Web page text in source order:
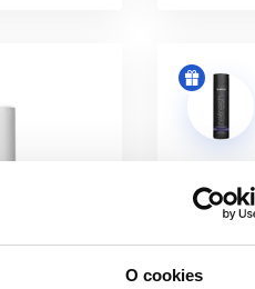
O cookies